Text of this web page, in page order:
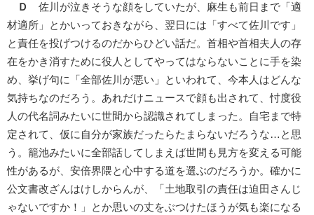
Ｄ
佐川が泣きそうな顔をしていたが、麻生も前日まで「適
材適所」とかいっておきながら、翌日には「すべて佐川です」
と責任を投げつけるのだからひどい話だ。首相や首相夫人の存
在をかき消すために役人としてやってはならないことに手を染
め、挙げ句に「全部佐川が悪い」といわれて、今本人はどんな
気持ちなのだろう。あれだけニュースで顔も出されて、忖度役
人の代名詞みたいに世間から認識されてしまった。自宅まで特
定されて、仮に自分が家族だったらたまらないだろうな…と思
う。籠池みたいに全部話してしまえば世間も見方を変える可能
性があるが、安倍界隈と心中する道を選ぶのだろうか。確かに
公文書改ざんはけしからんが、「土地取引の責任は迫田さんじ
ゃないですか！」とか思いの丈をぶつけたほうが気も楽になる